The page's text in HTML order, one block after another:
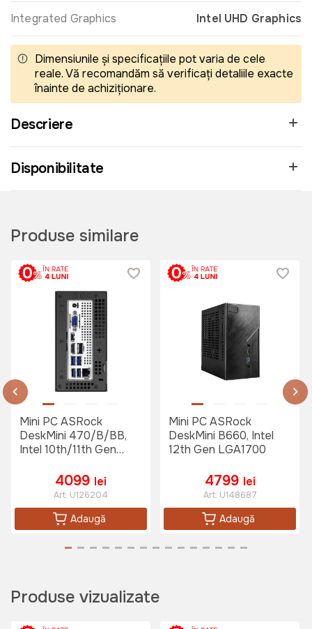
Integrated Graphics Intel UHD Graphics
Dimensiunile și specificațiile pot varia de cele
reale. Vă recomandăm să verificați detaliile exacte
înainte de achiziționare.
Descriere
Disponibilitate
Produse similare
Mini PC ASRock
DeskMini 470/B/BB,
Intel 10th/11th Gen
4099 lei
Art: U126204
Adaugă
Mini PC ASRock
DeskMini B660, Intel
12th Gen LGA1700
4799 lei
Art: U148687
Adaugă
Produse vizualizate